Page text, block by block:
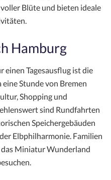
Blüte und bieten ideale
Hamburg
Tagesausflug ist die
eine Stunde von Bremen
Shopping und
sind Rundfahrten
Speichergebäuden
Elbphilharmonie. Familien
Miniatur Wunderland